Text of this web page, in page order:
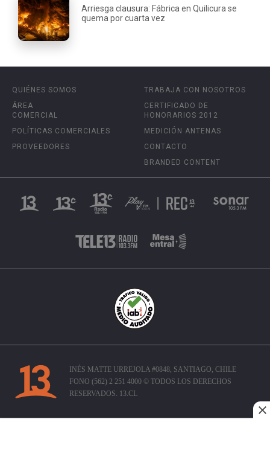
Arriesga clausura: Fábrica en Quilicura se
quema por cuarta vez
QUIÉNES SOMOS
ÁREA
COMERCIAL
POLÍTICAS COMERCIALES
PROVEEDORES
TRABAJA CON NOSOTROS
CERTIFICADO DE
HONORARIOS 2012
MEDICIÓN ANTENAS
CONTACTO
BRANDED CONTENT
INÉS MATTE URREJOLA #0848, SANTIAGO, CHILE
FONO (562) 2 251 4000 © TODOS LOS DERECHOS
RESERVADOS. 13.CL